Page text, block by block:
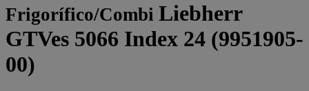
Frigorífico/Combi Liebherr
GTVes 5066 Index 24 (9951905-
00)